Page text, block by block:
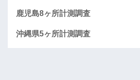
鹿児島8ヶ所計測調査
沖縄県5ヶ所計測調査